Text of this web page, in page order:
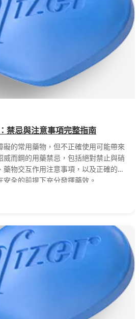
禁忌與注意事項完整指南
礙的常用藥物，但不正確使用可能帶來
威而鋼的用藥禁忌，包括絕對禁止與硝
藥物交互作用注意事項，以及正確的劑
全的前提下充分發揮藥效。